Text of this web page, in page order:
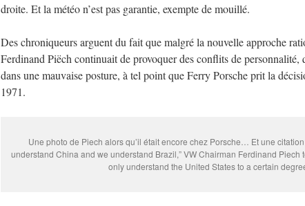
droite. Et la météo n’est pas garantie, exempte de mouillé.
Des chroniqueurs arguent du fait que malgré la nouvelle approche
Ferdinand Piëch continuait de provoquer des conflits de personnalité,
dans une mauvaise posture, à tel point que Ferry Porsche prit la
1971.
Une photo de Piech alors qu’il était encore chez Porsche… Et une
understand China and we understand Brazil,” VW Chairman Ferdinand Piech
only understand the United States to a certain